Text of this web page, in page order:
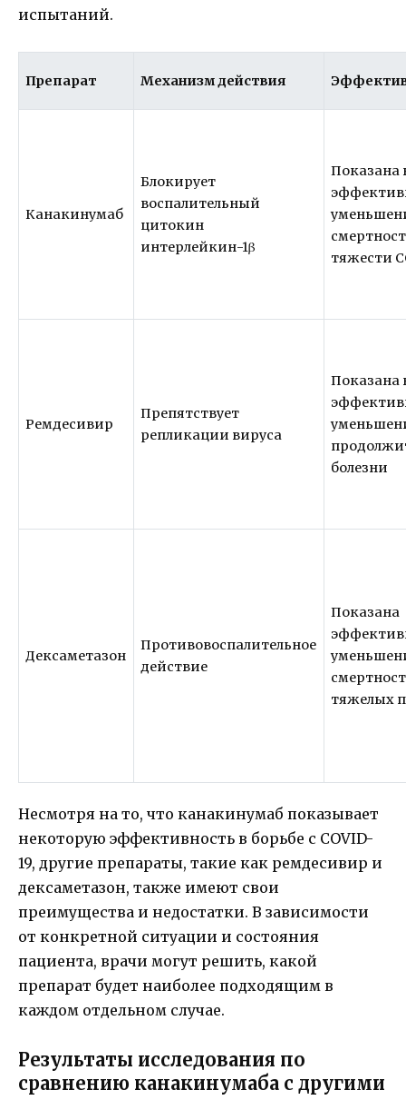
испытаний.
Препарат Механизм действия
Канакинумаб
Блокирует
воспалительный
цитокин
интерлейкин-1β
Показана
тяжести
Ремдесивир
Препятствует
репликации вируса
Показана
болезни
Дексаметазон
Противовоспалительное
действие
Показана
тяжелых
Несмотря на то, что канакинумаб показывает
некоторую эффективность в борьбе с COVID-
19, другие препараты, такие как ремдесивир и
дексаметазон, также имеют свои
преимущества и недостатки. В зависимости
от конкретной ситуации и состояния
пациента, врачи могут решить, какой
препарат будет наиболее подходящим в
каждом отдельном случае.
Результаты исследования по
сравнению канакинумаба с другими